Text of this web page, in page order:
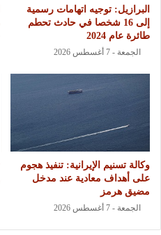
البرازيل: توجيه اتهامات رسمية
إلى 16 شخصا في حادث تحطم
طائرة عام 2024
الجمعة - 7 أغسطس 2026
وكالة تسنيم الإيرانية: تنفيذ هجوم
على أهداف معادية عند مدخل
مضيق هرمز
الجمعة - 7 أغسطس 2026